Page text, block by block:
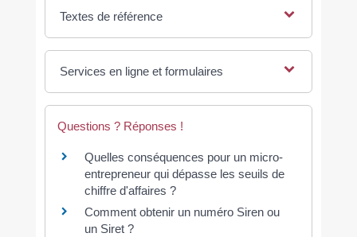
Textes de référence
Services en ligne et formulaires
Questions ? Réponses !
Quelles conséquences pour un micro-
entrepreneur qui dépasse les seuils de
chiffre d'affaires ?
Comment obtenir un numéro Siren ou
un Siret ?